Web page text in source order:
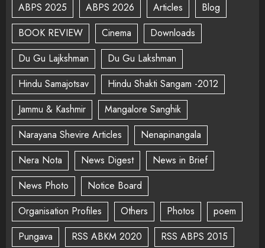
ABPS 2025
ABPS 2026 Articles
Blog
BOOK REVIEW
Cinema
Downloads
Du Gu Lajkshman
Du Gu Lakshman
Hindu Samajotsav
Hindu Shakti Sangam -2012
Jammu & Kashmir
Mangalore Sanghik
Narayana Shevire Articles
Nenapinangala
Nera Nota
News Digest
News in Brief
News Photo
Notice Board
Organisation Profiles
Others Photos
poem
Pungava
RSS ABKM 2020
RSS ABPS 2015